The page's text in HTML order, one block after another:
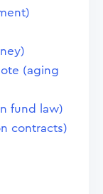
(aging
fund law)
contracts)